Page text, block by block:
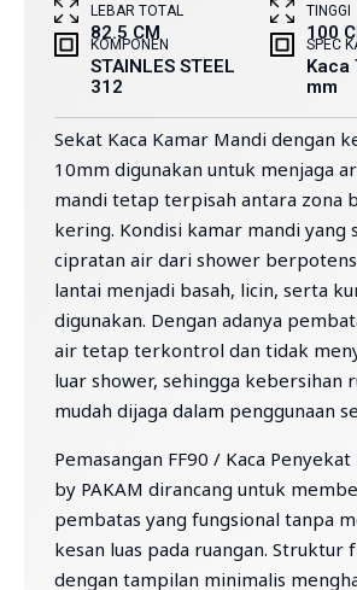
LEBAR TOTAL
82.5 CM
TINGGI
100
KOMPONEN
STAINLES STEEL
312
SPEC
Kaca
mm
Sekat Kaca Kamar Mandi dengan
10mm digunakan untuk menjaga
mandi tetap terpisah antara zona
kering. Kondisi kamar mandi yang
cipratan air dari shower
lantai menjadi basah, licin, serta
digunakan. Dengan adanya
air tetap terkontrol dan tidak
luar shower, sehingga kebersihan
mudah dijaga dalam penggunaan
Pemasangan FF90 / Kaca
by PAKAM dirancang untuk
pembatas yang fungsional tanpa
kesan luas pada ruangan. Struktur
dengan tampilan minimalis